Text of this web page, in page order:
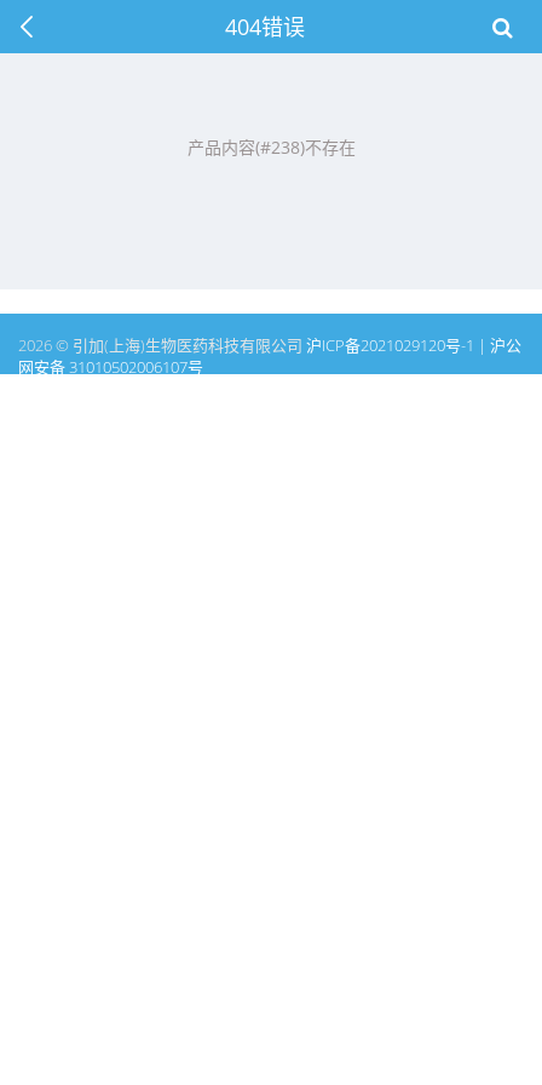
404错误
产品内容(#238)不存在
2026 © 引加(上海)生物医药科技有限公司 沪ICP备2021029120号-1 | 沪公
网安备 31010502006107号